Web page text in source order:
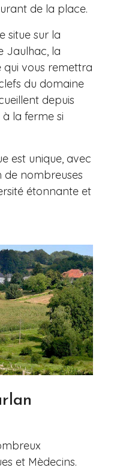
de la place.
situe sur la
Jaulhac, la
vous remettra
du domaine
depuis
la ferme si
est unique, avec
nombreuses
étonnante et
et Mèdecins.